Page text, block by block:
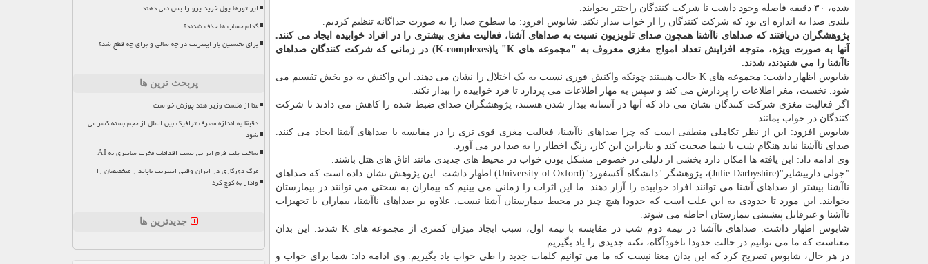
شده، ۳۰ دقیقه فاصله وجود داشت تا شرکت کنندگان راحتتر بخوابند.
بلندی صدا به اندازه ای بود که شرکت کنندگان را از خواب بیدار نکند. شابوس افزود: ما سطوح صدا را به صورت جداگانه تنظیم کردیم.
پژوهشگران دریافتند که صداهای ناآشنا همچون صدای تلویزیون نسبت به صداهای آشنا، فعالیت مغزی بیشتری را در افراد خوابیده ایجاد می کنند.
آنها به صورت ویژه، متوجه افزایش تعداد امواج مغزی معروف به "مجموعه های K" یا(K-complexes) در زمانی که شرکت کنندگان صداهای
ناآشنا را می شنیدند، شدند.
شابوس اظهار داشت: مجموعه های K جالب هستند چونکه واکنش فوری نسبت به یک اختلال را نشان می دهند. این واکنش به دو بخش تقسیم می
شود. نخست، مغز اطلاعات را پردازش می کند و سپس به مهار اطلاعات می پردازد تا فرد خوابیده را بیدار نکند.
اگر فعالیت مغزی شرکت کنندگان نشان می داد که آنها در آستانه بیدار شدن هستند، پژوهشگران صدای ضبط شده را کاهش می دادند تا شرکت
کنندگان در خواب بمانند.
شابوس افزود: این از نظر تکاملی منطقی است که چرا صداهای ناآشنا، فعالیت مغزی قوی تری را در مقایسه با صداهای آشنا ایجاد می کنند.
صدای ناآشنا نباید هنگام شب با شما صحبت کند و بنابراین این کار، زنگ اخطار را به صدا در می آورد.
وی ادامه داد: این یافته ها امکان دارد بخشی از دلیلی در خصوص مشکل بودن خواب در محیط های جدیدی مانند اتاق های هتل باشند.
"جولی داربیشایر"(Julie Darbyshire)، پژوهشگر "دانشگاه آکسفورد"(University of Oxford) اظهار داشت: این پژوهش نشان داده است که صداهای
ناآشنا بیشتر از صداهای آشنا می توانند افراد خوابیده را آزار دهند. ما این اثرات را زمانی می بینیم که بیماران به سختی می توانند در بیمارستان
بخوابند. این مورد تا حدودی به این علت است که حدودا هیچ چیز در محیط بیمارستان آشنا نیست. علاوه بر صداهای ناآشنا، بیماران با تجهیزات
ناآشنا و غیرقابل پیشبینی بیمارستان احاطه می شوند.
شابوس اظهار داشت: صداهای ناآشنا در نیمه دوم شب در مقایسه با نیمه اول، سبب ایجاد میزان کمتری از مجموعه های K شدند. این بدان
معناست که ما می توانیم در حالت حدودا ناخودآگاه، نکته جدیدی را یاد بگیریم.
در هر حال، شابوس تصریح کرد که این بدان معنا نیست که ما می توانیم کلمات جدید را طی خواب یاد بگیریم. وی ادامه داد: شما برای خواب و
اپراتورها پول خرید پرو را پس نمی دهند
کدام حساب ها حذف شدند؟
برای نخستین بار اینترنت در چه سالی و برای چه قطع شد؟
پربحث ترین ها
متا از نخست وزیر هند پوزش خواست
دقیقا به اندازه مصرف ترافیک بین الملل از حجم بسته کسر می
شود
ساخت پلت فرم ایرانی تست اقدامات مخرب سایبری به AI
مرگ دورکاری در ایران وقتی اینترنت ناپایدار متخصصان را
وادار به کوچ کرد
جدیدترین ها